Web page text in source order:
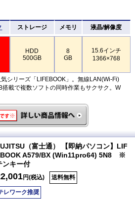
ストレージ メモリ 液晶/解像度
HDD
500GB
8
GB
15.6インチ
1366×768
シリーズ「LIFEBOOK」。無線LAN(Wi-Fi)
搭載で複数ソフトの同時作業もサクサク。W
（富士通） 【即納パソコン】LIF
A579/BX (Win11pro64) 5N8 ※
ンキー付
円(税込) 送料無料
レワーク推奨